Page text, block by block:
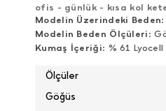
ofis - günlük - kısa kol
Modelin Üzerindeki Beden:
Modelin Beden Ölçüleri :
Kumaş İçeriği: % 61
Ölçüler
Göğüs